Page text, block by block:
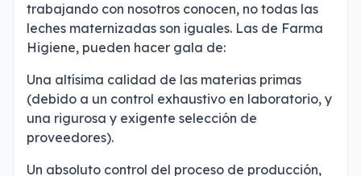
trabajando con nosotros conocen, no todas las
leches maternizadas son iguales. Las de Farma
Higiene, pueden hacer gala de:
Una altísima calidad de las materias primas
(debido a un control exhaustivo en laboratorio, y
una rigurosa y exigente selección de
proveedores).
Un absoluto control del proceso de producción,